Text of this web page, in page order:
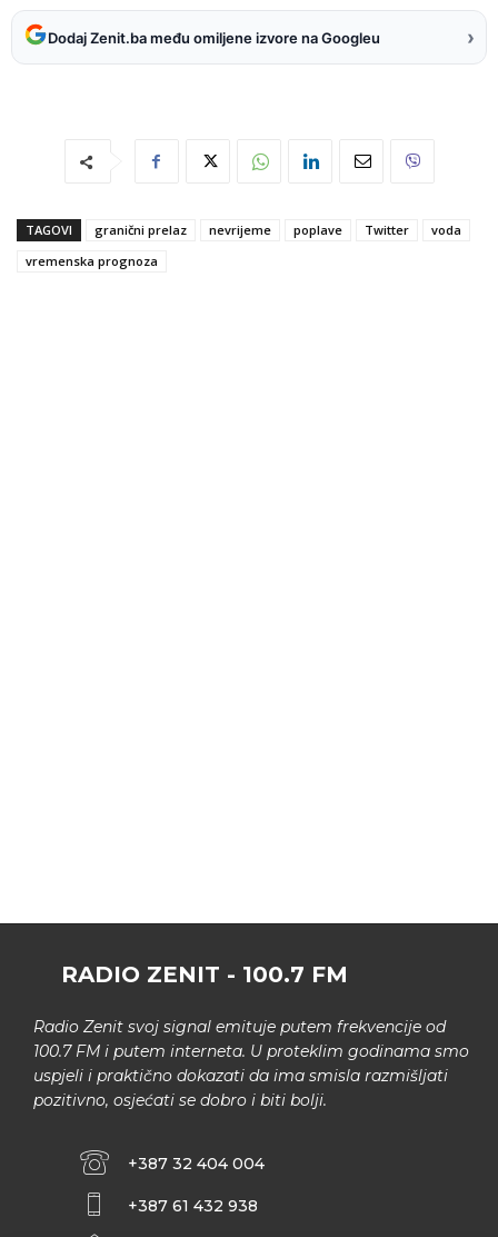
Dodaj Zenit.ba među omiljene izvore na Googleu ›
TAGOVI granični prelaz nevrijeme poplave Twitter
voda
vremenska prognoza
RADIO ZENIT - 100.7 FM
Radio Zenit svoj signal emituje putem frekvencije od
100.7 FM i putem interneta. U proteklim godinama smo
uspjeli i praktično dokazati da ima smisla razmišljati
pozitivno, osjećati se dobro i biti bolji.
+387 32 404 004
+387 61 432 938